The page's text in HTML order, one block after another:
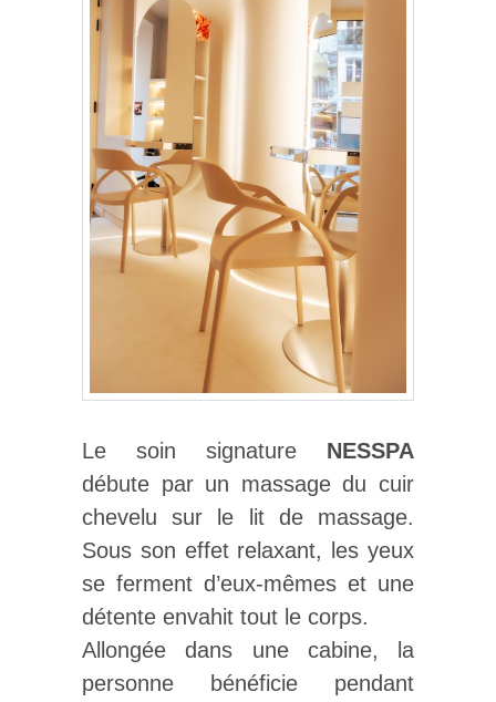
Le soin signature NESSPA
débute par un massage du cuir
chevelu sur le lit de massage.
Sous son effet relaxant, les yeux
se ferment d’eux-mêmes et une
détente envahit tout le corps.
Allongée dans une cabine, la
personne bénéficie pendant